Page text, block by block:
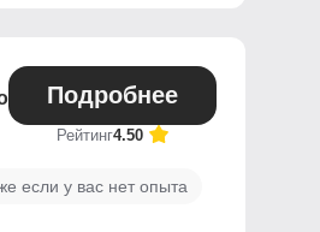
Подробнее
Рейтинг4.50
если у вас нет опыта